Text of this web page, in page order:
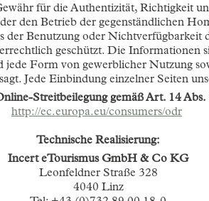
für die Authentizität, Richtigkeit
den Betrieb der gegenständlichen
der Benutzung oder
geschützt. Die Informationen
Form von gewerblicher Nutzung
Jede Einbindung einzelner Seiten
Streitbeilegung gemäß Art. 14
http://ec.europa.eu/consumers/odr
Technische Realisierung:
Incert eTourismus GmbH & Co KG
Leonfeldner Straße 328
4040 Linz